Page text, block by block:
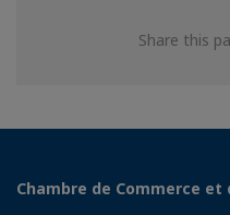
Share this
Chambre de Commerce